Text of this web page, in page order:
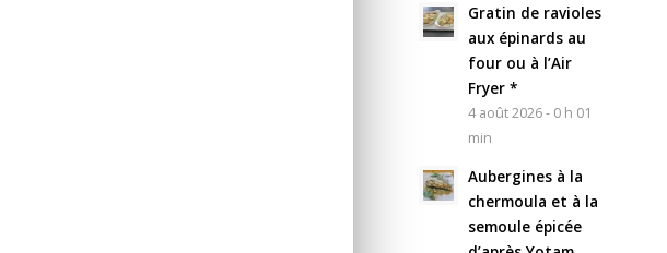
Gratin de ravioles
aux épinards au
four ou à l’Air
Fryer *
4 août 2026 - 0 h 01
min
Aubergines à la
chermoula et à la
semoule épicée